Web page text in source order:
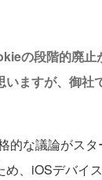
の段階的廃止
ますが、御
的な議論がス
、iOSデバイ